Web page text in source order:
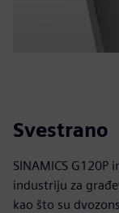
Svestrano
SINAMICS G120P
industriju za
kao što su